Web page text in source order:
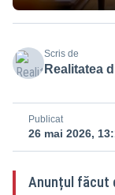
Scris de
Realitatea
Publicat
26 mai 2026,
Anunțul făcut